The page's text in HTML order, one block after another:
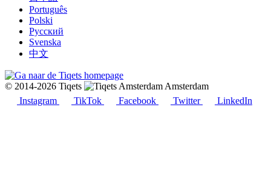
Português
Polski
Русский
Svenska
中文
© 2014-2026 Tiqets
Amsterdam
Instagram
TikTok Facebook Twitter LinkedIn